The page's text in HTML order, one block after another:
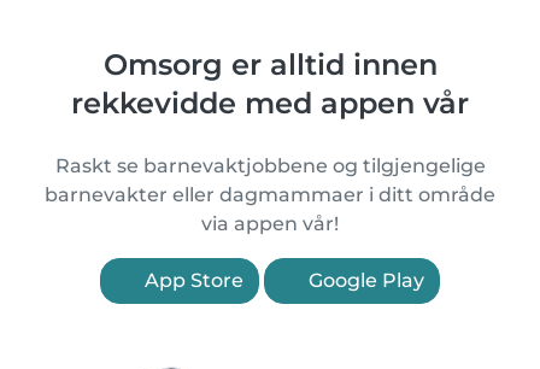
Omsorg er alltid innen
rekkevidde med appen vår
Raskt se barnevaktjobbene og tilgjengelige
barnevakter eller dagmammaer i ditt område
via appen vår!
App Store Google Play